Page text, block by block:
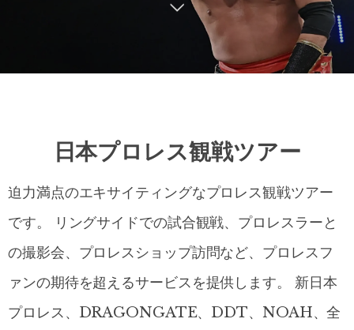
日本プロレス観戦ツアー
迫力満点のエキサイティングなプロレス観戦ツアー
です。 リングサイドでの試合観戦、プロレスラーと
の撮影会、プロレスショップ訪問など、プロレスフ
ァンの期待を超えるサービスを提供します。 新日本
プロレス、DRAGONGATE、DDT、NOAH、全